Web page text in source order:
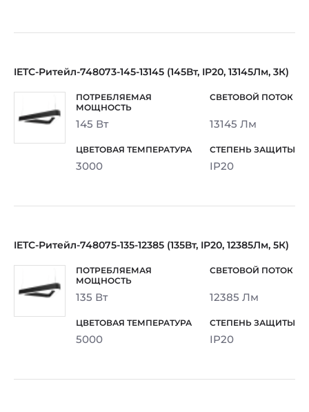
IETC-Ритейл-748073-145-13145 (145Вт, IP20, 13145Лм, 3К)
145 Вт 13145 Лм
3000 IP20
IETC-Ритейл-748075-135-12385 (135Вт, IP20, 12385Лм, 5К)
135 Вт 12385 Лм
5000 IP20